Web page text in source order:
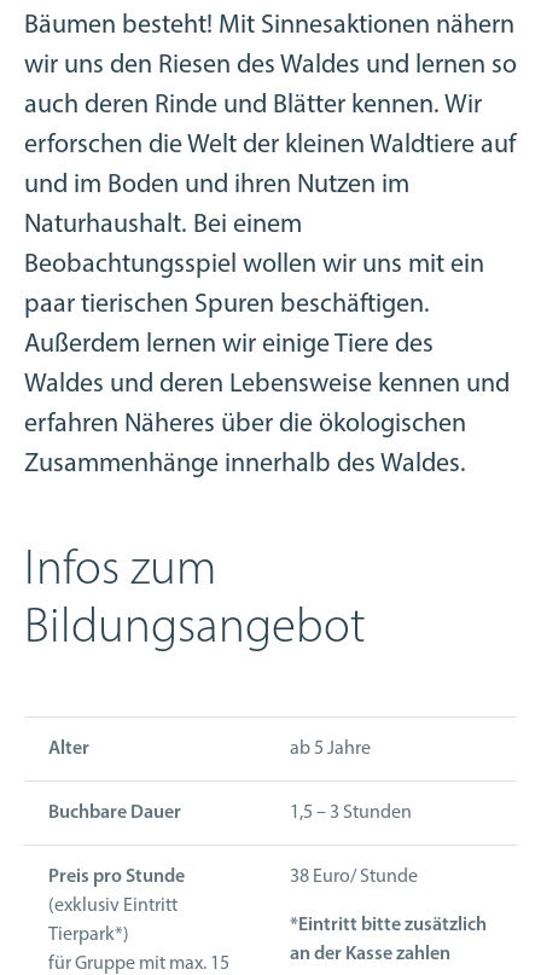
Bäumen besteht! Mit Sinnesaktionen nähern
wir uns den Riesen des Waldes und lernen so
auch deren Rinde und Blätter kennen. Wir
erforschen die Welt der kleinen Waldtiere auf
und im Boden und ihren Nutzen im
Naturhaushalt. Bei einem
Beobachtungsspiel wollen wir uns mit ein
paar tierischen Spuren beschäftigen.
Außerdem lernen wir einige Tiere des
Waldes und deren Lebensweise kennen und
erfahren Näheres über die ökologischen
Zusammenhänge innerhalb des Waldes.
Infos zum
Bildungsangebot
Alter ab 5 Jahre
Buchbare Dauer 1,5 – 3 Stunden
Preis pro Stunde
(exklusiv Eintritt
Tierpark*)
für Gruppe mit max. 15
38 Euro/ Stunde
*Eintritt bitte zusätzlich
an der Kasse zahlen